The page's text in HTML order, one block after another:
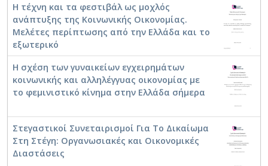
Η τέχνη και τα φεστιβάλ ως μοχλός
ανάπτυξης της Κοινωνικής Οικονομίας.
Μελέτες περίπτωσης από την Ελλάδα και το
εξωτερικό
Η σχέση των γυναικείων εγχειρημάτων
κοινωνικής και αλληλέγγυας οικονομίας με
το φεμινιστικό κίνημα στην Ελλάδα σήμερα
Στεγαστικοί Συνεταιρισμοί Για Το Δικαίωμα
Στη Στέγη: Οργανωσιακές και Οικονομικές
Διαστάσεις